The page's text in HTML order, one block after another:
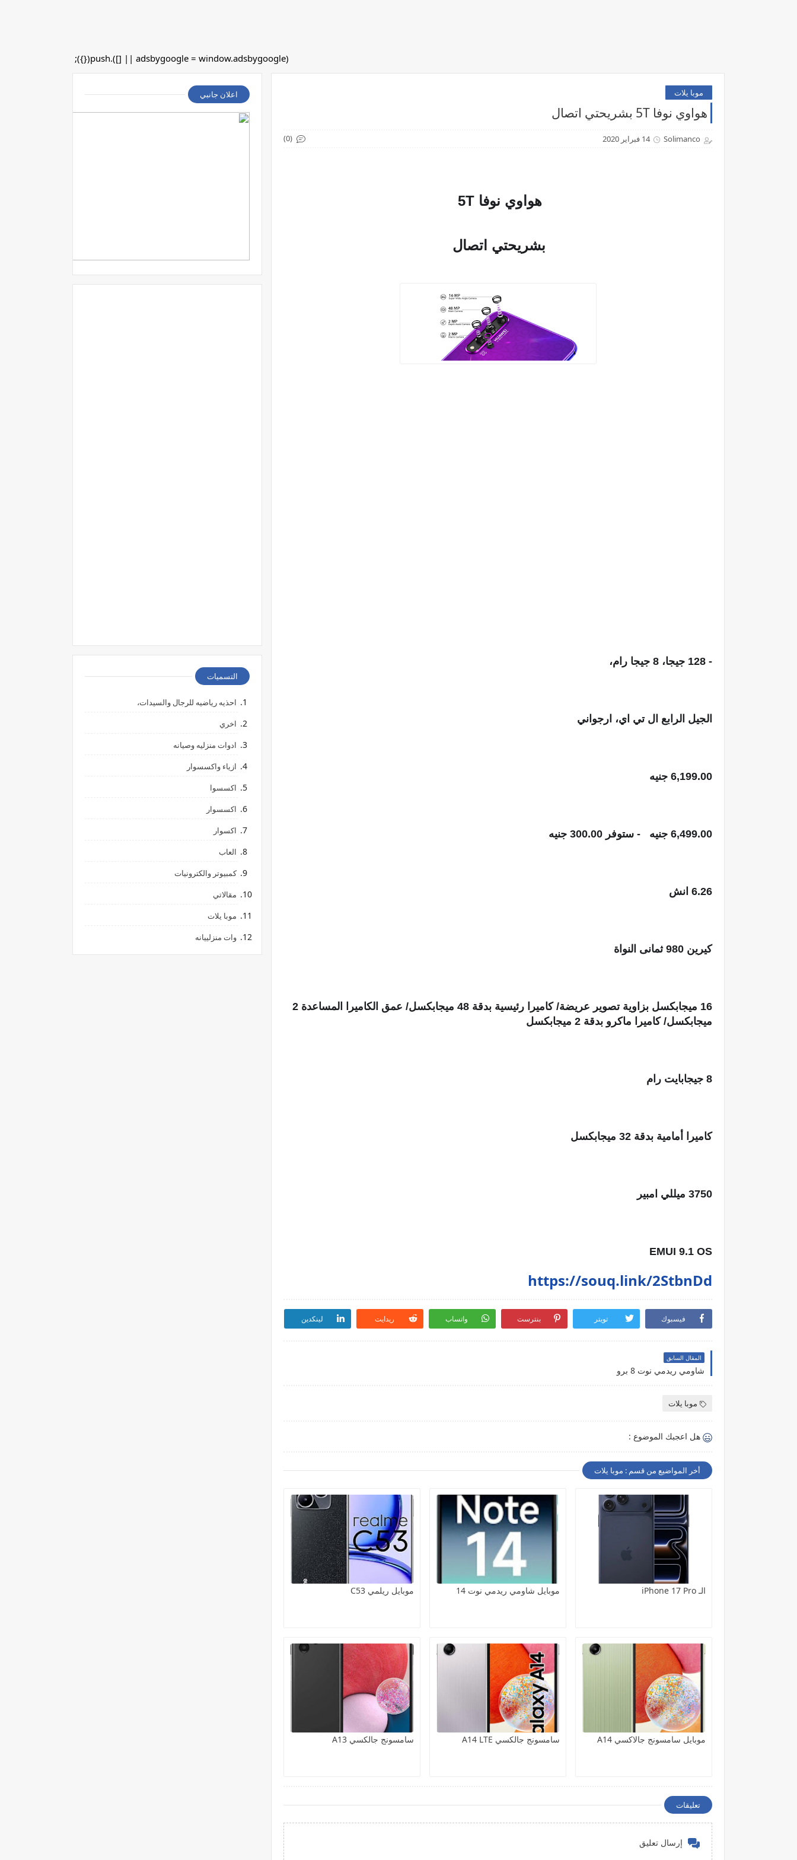
(adsbygoogle = window.adsbygoogle || []).push({});
موبا يلات
هواوي نوفا 5T بشريحتي اتصال
Solimanco 14 فبراير 2020 (0)
هواوي نوفا 5T
بشريحتي اتصال
- 128 جيجا، 8 جيجا رام،
الجيل الرابع ال تي اي، ارجواني
6,199.00 جنيه
6,499.00 جنيه   - ستوفر 300.00 جنيه
6.26 انش
كيرين 980 ثمانى النواة
ميجابكسل/ كاميرا ماكرو بدقة 2 ميجابكسل
8 جيجابايت رام
كاميرا أمامية بدقة 32 ميجابكسل
3750 ميللي امبير
EMUI 9.1 OS
https://souq.link/2StbnDd
فيسبوك تويتر بنترست واتساب ريدايت لينكدين
المقال السابق
شاومي ريدمي نوت 8 برو
موبا يلات
هل اعجبك الموضوع :
أخر المواضيع من قسم : موبا يلات
الـ iPhone 17 Pro موبايل شاومي ريدمي نوت 14 موبايل ريلمي C53
موبايل سامسونج جالاكسي A14 سامسونج جالكسي A14 LTE سامسونج جالكسي A13
تعليقات
إرسال تعليق
اعلان جانبي
التسميات
احذيه رياضيه للرجال والسيدات،
اخري
ادوات منزليه وصيانه
ازياء واكسسوار
اكسسوا
اكسسوار
اكسوار
العاب
كمبيوتر والكترونيات
مقالاتي
موبا يلات
وات منزلييانه